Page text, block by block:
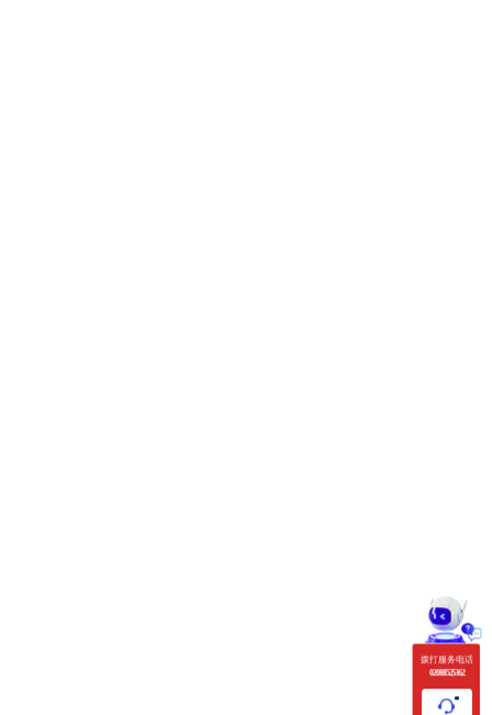
拨打服务电话
020 88525362